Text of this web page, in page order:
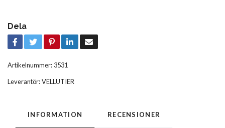
Dela
Artikelnummer: 3531
Leverantör:VELLUTIER
INFORMATION RECENSIONER